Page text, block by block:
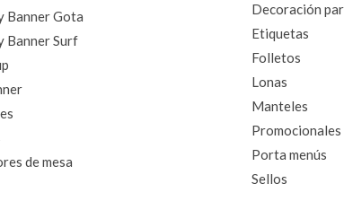
Banner Gota
Banner Surf
de mesa
Decoración
Etiquetas
Folletos
Lonas
Manteles
Promocionales
Porta menús
Sellos